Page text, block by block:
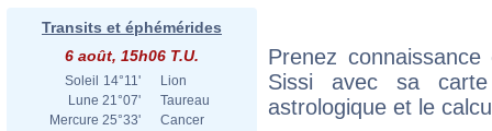
Transits et éphémérides
6 août, 15h06 T.U.
Soleil 14°11'
Lion
Lune 21°07'
Taureau
Mercure 25°33'
Cancer
Prenez
Sissi avec sa
astrologique et le